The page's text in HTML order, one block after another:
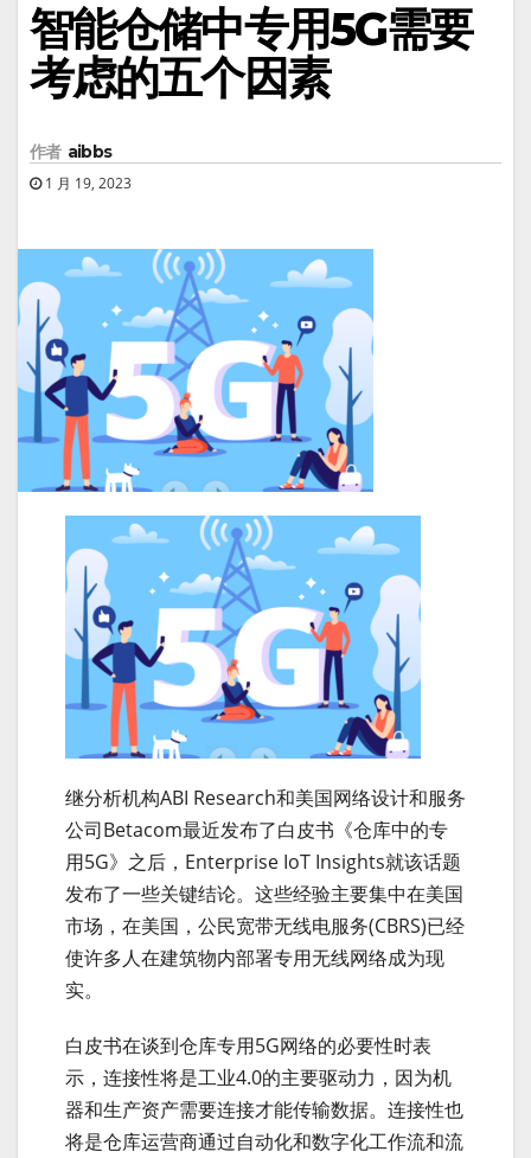
智能仓储中专用5G需要
考虑的五个因素
作者 aibbs
1 月 19, 2023
继分析机构ABI Research和美国网络设计和服务
公司Betacom最近发布了白皮书《仓库中的专
用5G》之后，Enterprise IoT Insights就该话题
发布了一些关键结论。这些经验主要集中在美国
市场，在美国，公民宽带无线电服务(CBRS)已经
使许多人在建筑物内部署专用无线网络成为现
实。
白皮书在谈到仓库专用5G网络的必要性时表
示，连接性将是工业4.0的主要驱动力，因为机
器和生产资产需要连接才能传输数据。连接性也
将是仓库运营商通过自动化和数字化工作流和流